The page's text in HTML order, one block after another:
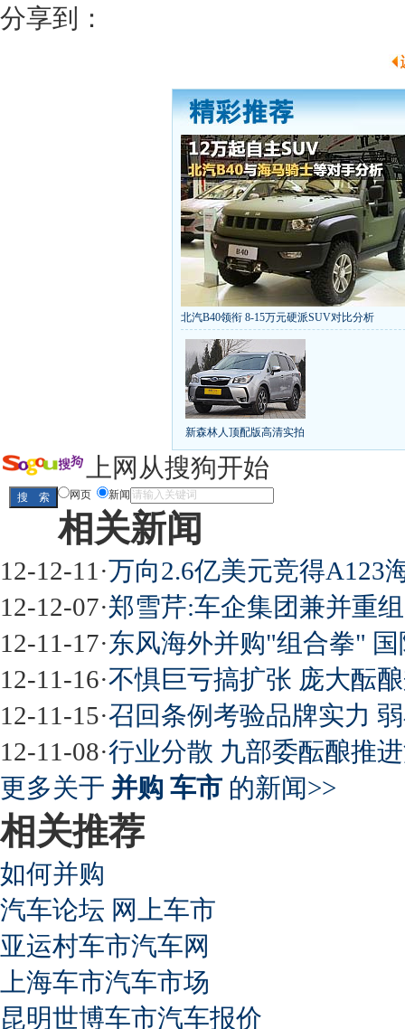
分享到：
北汽B40领衔 8-15万元硬派SUV对比分析
丰田推八款低价新车 全新RAV4海外售
第九代雅阁/本田新小SUV
凯越已跌至8折甩卖 6款合资自主车是真的低价
给中国人争气的热销SUV 全新马自达6：海外
10万元新车叫板合资 15万买车谁好
长城2013年新SUV规划曝光
全新胜达23日上市 秒杀日系的SUV
大众6万
最高法解释：醉驾毒驾发生交通事故 交强险应
新森林人顶配版高清实拍
屌丝必看世界末日逃亡车
最强山寨 又奥迪又奔驰
超速事故紧急救命操作
上网从搜狗开始
网页 新闻
相关新闻
12-12-11 ·万向2.6亿美元竞得A123
12-12-07·郑雪芹:车企集团兼并重
12-11-17·东风海外并购"组合拳"
12-11-16·不惧巨亏搞扩张 庞大酝
12-11-15·召回条例考验品牌实力
12-11-08·行业分散 九部委酝酿推
更多关于 并购 车市 的新闻>>
相关推荐
如何并购
汽车论坛 网上车市
亚运村车市汽车网
上海车市汽车市场
昆明世博车市汽车报价